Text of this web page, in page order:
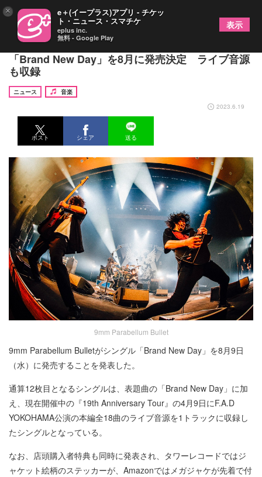
9mm Parabellum Bullet、12枚目となるシングル
「Brand New Day」を8月に発売決定 ライブ音源
も収録
ニュース
音楽
2023.6.19
ポスト シェア 送る
9mm Parabellum Bullet
9mm Parabellum Bulletがシングル「Brand New Day」を8月9日
（水）に発売することを発表した。
通算12枚目となるシングルは、表題曲の「Brand New Day」に加
え、現在開催中の『19th Anniversary Tour』の4月9日にF.A.D
YOKOHAMA公演の本編全18曲のライブ音源を1トラックに収録し
たシングルとなっている。
なお、店頭購入者特典も同時に発表され、タワーレコードではジ
ャケット絵柄のステッカーが、Amazonではメガジャケが先着で付
× e＋(イープラス)アプリ - チケッ
ト・ニュース・スマチケ
eplus inc.
無料 - Google Play
表示